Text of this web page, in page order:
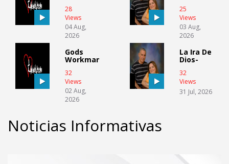
28
Views
04 Aug,
2026
Suarez
25
Views
03 Aug,
2026
Gods
Workmanship
32
Views
02 Aug,
2026
La Ira De
Dios-
Rivera
32
Views
31 Jul, 2026
Noticias Informativas